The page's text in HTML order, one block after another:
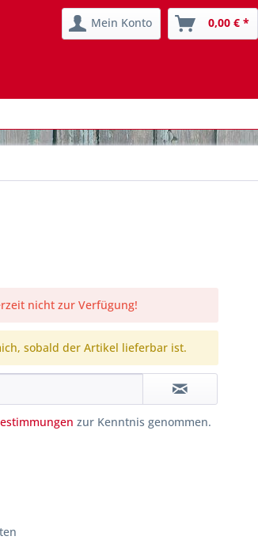
Mein Konto 0,00 € *
nicht zur Verfügung!
sobald der Artikel lieferbar ist.
zur Kenntnis genommen.